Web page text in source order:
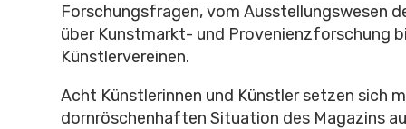
Forschungsfragen, vom Ausstellungswesen
über Kunstmarkt- und Provenienzforschung
Künstlervereinen.
Acht Künstlerinnen und Künstler setzen sich
dornröschenhaften Situation des Magazins